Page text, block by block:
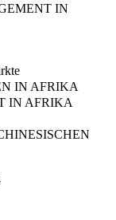
IN
IN AFRIKA
IN AFRIKA